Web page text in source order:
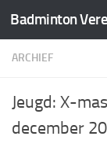
Doorgaan naar
Badminton
ARCHIEF
Jeugd: X-
december